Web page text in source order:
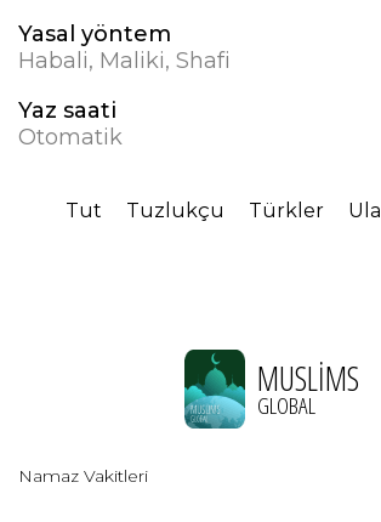
Yasal yöntem
Habali, Maliki, Shafi
Yaz saati
Otomatik
Tut Tuzlukçu Türkler Ula
MUSLIMS
GLOBAL
Namaz Vakitleri